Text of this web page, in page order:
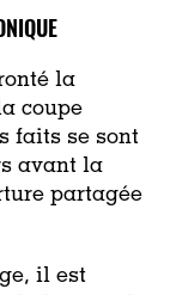
la
coupe
faits se sont
avant la
partagée
il est